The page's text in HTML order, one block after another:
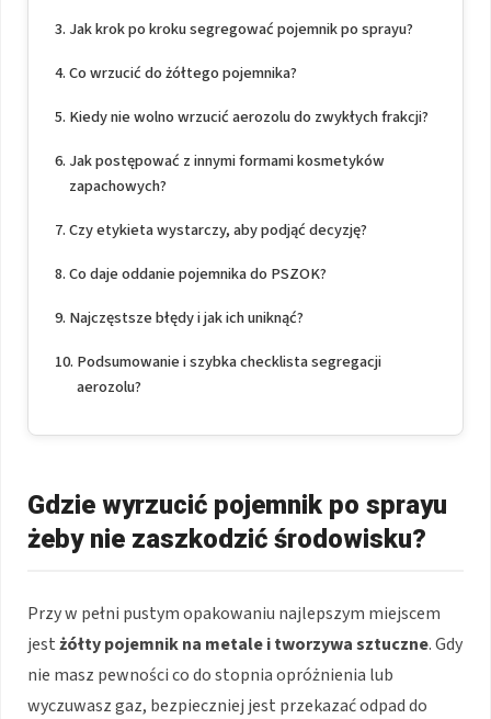
Jak krok po kroku segregować pojemnik po sprayu?
Co wrzucić do żółtego pojemnika?
Kiedy nie wolno wrzucić aerozolu do zwykłych frakcji?
Jak postępować z innymi formami kosmetyków
zapachowych?
Czy etykieta wystarczy, aby podjąć decyzję?
Co daje oddanie pojemnika do PSZOK?
Najczęstsze błędy i jak ich uniknąć?
Podsumowanie i szybka checklista segregacji
aerozolu?
Gdzie wyrzucić pojemnik po sprayu
żeby nie zaszkodzić środowisku?
Przy w pełni pustym opakowaniu najlepszym miejscem
jestżółty pojemnik na metale i tworzywa sztuczne. Gdy
nie masz pewności co do stopnia opróżnienia lub
wyczuwasz gaz, bezpieczniej jest przekazać odpad do